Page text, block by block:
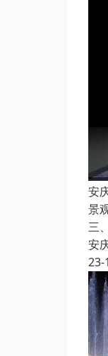
安
景
三
安
23-